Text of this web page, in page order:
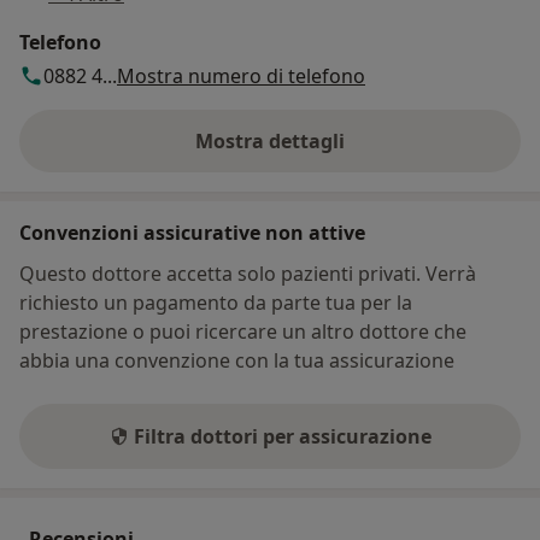
Telefono
0882 4...Mostra numero di telefono
Mostra dettagli
sull'indirizzo
Convenzioni assicurative non attive
Questo dottore accetta solo pazienti privati. Verrà
richiesto un pagamento da parte tua per la
prestazione o puoi ricercare un altro dottore che
abbia una convenzione con la tua assicurazione
Filtra dottori per assicurazione